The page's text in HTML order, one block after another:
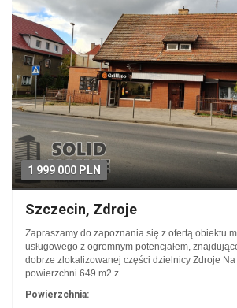
1 999 000 PLN
Szczecin, Zdroje
Zapraszamy do zapoznania się z ofertą obiektu
usługowego z ogromnym potencjałem,
dobrze zlokalizowanej części dzielnicy Zdroje Na
powierzchni 649 m2 z…
Powierzchnia: